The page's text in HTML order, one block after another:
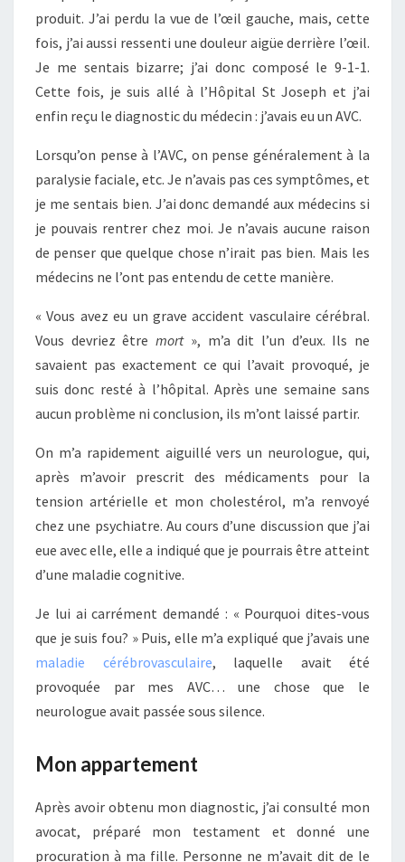
produit. J’ai perdu la vue de l’œil gauche, mais, cette
fois, j’ai aussi ressenti une douleur aigüe derrière l’œil.
Je me sentais bizarre; j’ai donc composé le 9-1-1.
Cette fois, je suis allé à l’Hôpital St Joseph et j’ai
enfin reçu le diagnostic du médecin : j’avais eu un AVC.
Lorsqu’on pense à l’AVC, on pense généralement à la
paralysie faciale, etc. Je n’avais pas ces symptômes, et
je me sentais bien. J’ai donc demandé aux médecins si
je pouvais rentrer chez moi. Je n’avais aucune raison
de penser que quelque chose n’irait pas bien. Mais les
médecins ne l’ont pas entendu de cette manière.
« Vous avez eu un grave accident vasculaire cérébral.
Vous devriez êtremort», m’a dit l’un d’eux. Ils ne
savaient pas exactement ce qui l’avait provoqué, je
suis donc resté à l’hôpital. Après une semaine sans
aucun problème ni conclusion, ils m’ont laissé partir.
On m’a rapidement aiguillé vers un neurologue, qui,
après m’avoir prescrit des médicaments pour la
tension artérielle et mon cholestérol, m’a renvoyé
chez une psychiatre. Au cours d’une discussion que j’ai
eue avec elle, elle a indiqué que je pourrais être atteint
d’une maladie cognitive.
Je lui ai carrément demandé : « Pourquoi dites-vous
que je suis fou? » Puis, elle m’a expliqué que j’avais une
maladie cérébrovasculaire, laquelle avait été
provoquée par mes AVC… une chose que le
neurologue avait passée sous silence.
Mon appartement
Après avoir obtenu mon diagnostic, j’ai consulté mon
avocat, préparé mon testament et donné une
procuration à ma fille. Personne ne m’avait dit de le